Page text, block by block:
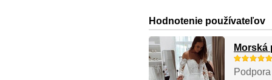
Hodnotenie používateľov
Morská